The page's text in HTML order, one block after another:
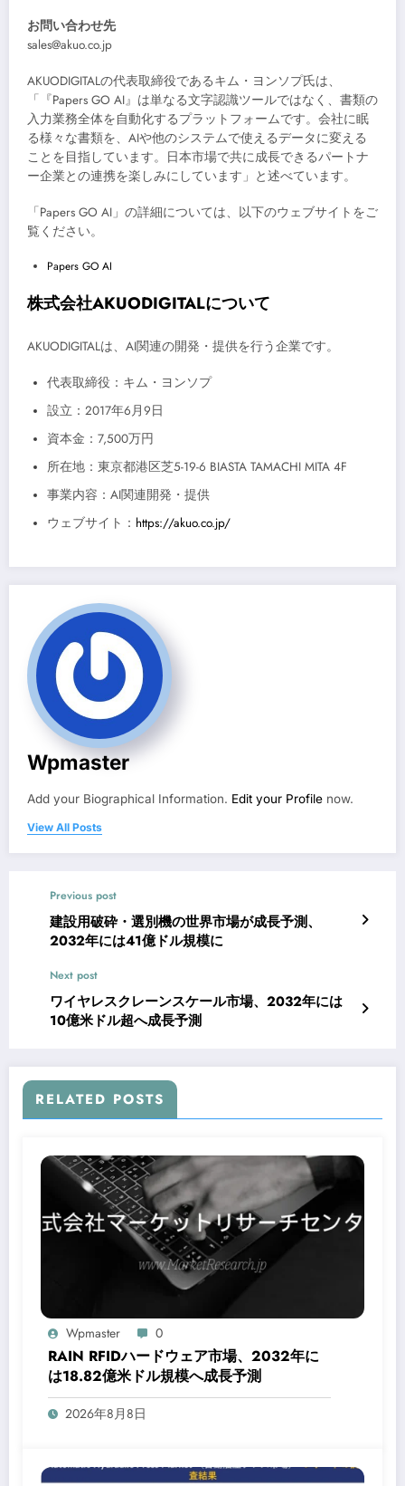
お問い合わせ先
sales@akuo.co.jp
AKUODIGITALの代表取締役であるキム・ヨンソプ氏は、
「『Papers GO AI』は単なる文字認識ツールではなく、書類の
入力業務全体を自動化するプラットフォームです。会社に眠
る様々な書類を、AIや他のシステムで使えるデータに変える
ことを目指しています。日本市場で共に成長できるパートナ
ー企業との連携を楽しみにしています」と述べています。
「Papers GO AI」の詳細については、以下のウェブサイトをご
覧ください。
Papers GO AI
株式会社AKUODIGITALについて
AKUODIGITALは、AI関連の開発・提供を行う企業です。
代表取締役：キム・ヨンソプ
設立：2017年6月9日
資本金：7,500万円
所在地：東京都港区芝5-19-6 BIASTA TAMACHI MITA 4F
事業内容：AI関連開発・提供
ウェブサイト： https://akuo.co.jp/
Wpmaster
Add your Biographical Information. Edit your Profile now.
View All Posts
Previous post
建設用破砕・選別機の世界市場が成長予測、
2032年には41億ドル規模に
Next post
ワイヤレスクレーンスケール市場、2032年には
10億米ドル超へ成長予測
RELATED POSTS
Wpmaster 0
RAIN RFIDハードウェア市場、2032年に
は18.82億米ドル規模へ成長予測
2026年8月8日